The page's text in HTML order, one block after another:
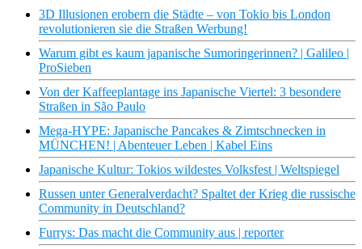
3D Illusionen erobern die Städte – von Tokio bis London
revolutionieren sie die Straßen Werbung!
Warum gibt es kaum japanische Sumoringerinnen? | Galileo |
ProSieben
Von der Kaffeeplantage ins Japanische Viertel: 3 besondere
Straßen in São Paulo
Mega-HYPE: Japanische Pancakes & Zimtschnecken in
MÜNCHEN! | Abenteuer Leben | Kabel Eins
Japanische Kultur: Tokios wildestes Volksfest | Weltspiegel
Russen unter Generalverdacht? Spaltet der Krieg die russische
Community in Deutschland?
Furrys: Das macht die Community aus | reporter